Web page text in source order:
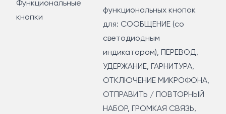
Функциональные
кнопки
функциональных кнопок
для: СООБЩЕНИЕ (со
светодиодным
индикатором), ПЕРЕВОД,
УДЕРЖАНИЕ, ГАРНИТУРА,
ОТКЛЮЧЕНИЕ МИКРОФОНА,
ОТПРАВИТЬ / ПОВТОРНЫЙ
НАБОР, ГРОМКАЯ СВЯЗЬ,